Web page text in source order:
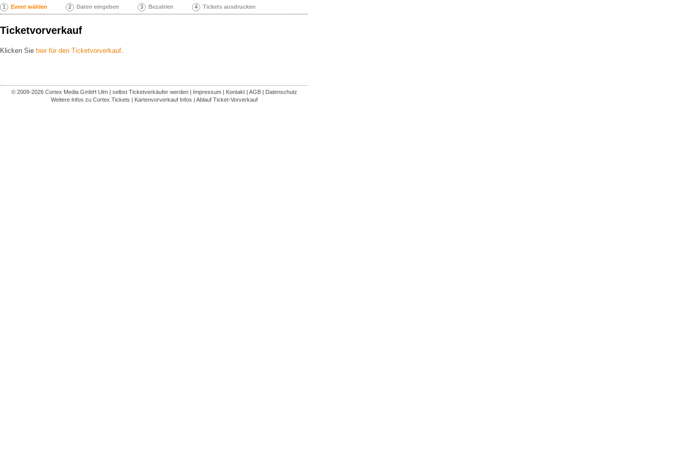
1 Event wählen 2 Daten eingeben 3 Bezahlen 4 Tickets ausdrucken
Ticketvorverkauf
Klicken Sie hier für den Ticketvorverkauf.
© 2009-2026 Cortex Media GmbH Ulm| selbst Ticketverkäufer werden| Impressum| Kontakt| AGB| Datenschutz
Weitere Infos zu Cortex Tickets | Kartenvorverkauf Infos | Ablauf Ticket-Vorverkauf